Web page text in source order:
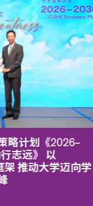
略计划《2026‒
志远》 以
架 推动大学迈向学